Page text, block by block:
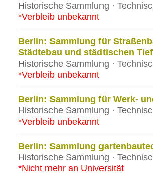
Historische Sammlung ·
*Verbleib unbekannt
Berlin: Sammlung für
Städtebau und städtischen
Historische Sammlung ·
*Verbleib unbekannt
Berlin: Sammlung für Werk-
Historische Sammlung ·
*Verbleib unbekannt
Berlin: Sammlung
Historische Sammlung ·
*Nicht mehr an Universität